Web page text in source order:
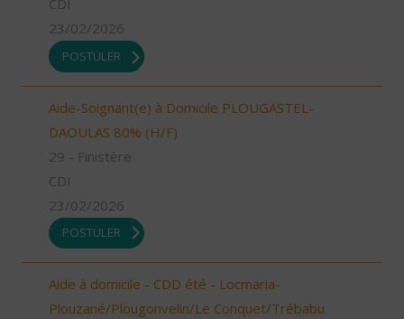
CDI
23/02/2026
POSTULER
Aide-Soignant(e) à Domicile PLOUGASTEL-
DAOULAS 80% (H/F)
29 - Finistère
CDI
23/02/2026
POSTULER
Aide à domicile - CDD été - Locmaria-
Plouzané/Plougonvelin/Le Conquet/Trébabu